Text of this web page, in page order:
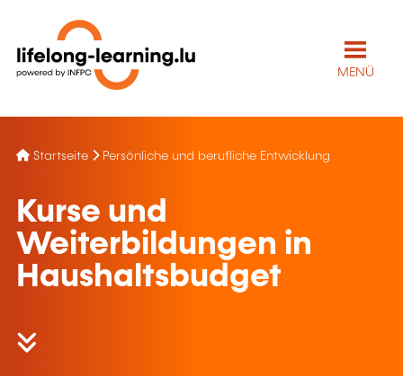
MENÜ
Startseite Persönliche und berufliche Entwicklung
Kurse und
Weiterbildungen in
Haushaltsbudget